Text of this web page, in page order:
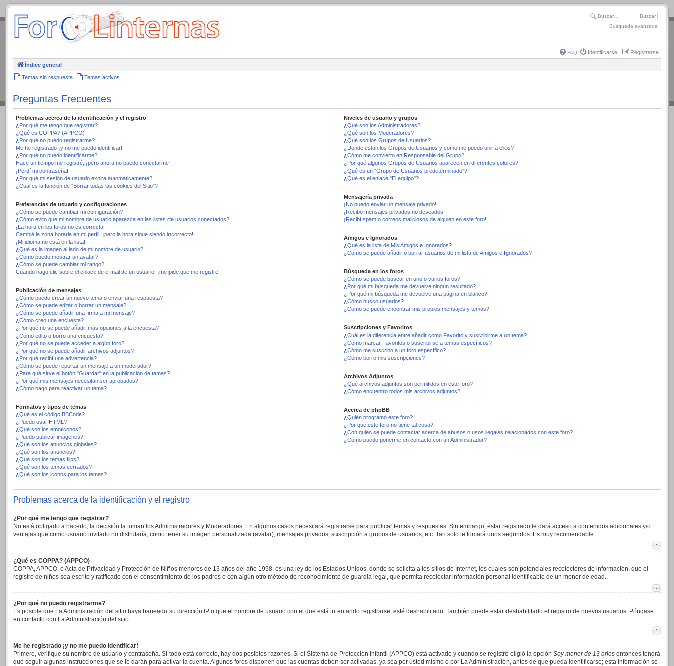
.
Búsqueda avanzada
FAQ Identificarse Registrarse
Índice general
Temas sin respuesta Temas activos
Preguntas Frecuentes
Problemas acerca de la identificación y el registro
¿Por qué me tengo que registrar?
¿Qué es COPPA? (APPCO)
¿Por qué no puedo registrarme?
Me he registrado ¡y no me puedo identificar!
¿Por qué no puedo identificarme?
Hace un tiempo me registré, ¡pero ahora no puedo conectarme!
¡Perdí mi contraseña!
¿Por qué mi sesión de usuario expira automáticamente?
¿Cuál es la función de "Borrar todas las cookies del Sitio"?
Preferencias de usuario y configuraciones
¿Cómo se puede cambiar mi configuración?
¿Cómo evito que mi nombre de usuario aparezca en las listas de usuarios conectados?
¡La hora en los foros no es correcta!
Cambié la zona horaria en mi perfil, ¡pero la hora sigue siendo incorrecto!
¡Mi idioma no está en la lista!
¿Qué es la imagen al lado de mi nombre de usuario?
¿Cómo puedo mostrar un avatar?
¿Cómo se puede cambiar mi rango?
Cuando hago clic sobre el enlace de e-mail de un usuario, ¡me pide que me registre!
Publicación de mensajes
¿Cómo puedo crear un nuevo tema o enviar una respuesta?
¿Cómo se puede editar o borrar un mensaje?
¿Cómo se puede añadir una firma a mi mensaje?
¿Cómo creo una encuesta?
¿Por qué no se puede añadir más opciones a la encuesta?
¿Cómo edito o borro una encuesta?
¿Por qué no se puede acceder a algún foro?
¿Por qué no se puede añadir archivos adjuntos?
¿Por qué recibí una advertencia?
¿Cómo se puede reportar un mensaje a un moderador?
¿Para qué sirve el botón "Guardar" en la publicación de temas?
¿Por qué mis mensajes necesitan ser aprobados?
¿Cómo hago para reactivar un tema?
Formatos y tipos de temas
¿Qué es el código BBCode?
¿Puedo usar HTML?
¿Qué son los emoticonos?
¿Puedo publicar imagenes?
¿Qué son los anuncios globales?
¿Qué son los anuncios?
¿Qué son los temas fijos?
¿Qué son los temas cerrados?
¿Qué son los iconos para los temas?
Niveles de usuario y grupos
¿Qué son los Administradores?
¿Qué son los Moderadores?
¿Qué son los Grupos de Usuarios?
¿Donde están los Grupos de Usuarios y como me puedo unir a ellos?
¿Cómo me convierto en Responsable del Grupo?
¿Por qué algunos Grupos de Usuarios aparecen en diferentes colores?
¿Qué es un "Grupo de Usuarios predeterminado"?
¿Qué es el enlace "El equipo"?
Mensajería privada
¡No puedo enviar un mensaje privado!
¡Recibo mensajes privados no deseados!
¡Recibí spam o correos maliciosos de alguien en este foro!
Amigos e Ignorados
¿Qué es la lista de Mis Amigos e Ignorados?
¿Cómo se puede añadir o borrar usuarios de mi lista de Amigos e Ignorados?
Búsqueda en los foros
¿Cómo se puede buscar en uno o varios foros?
¿Por qué mi búsqueda me devuelve ningún resultado?
¿Por qué mi búsqueda me devuelve una página en blanco?
¿Cómo busco usuarios?
¿Como se puede encontrar mis propios mensajes y temas?
Suscripciones y Favoritos
¿Cuál es la diferencia entre añadir como Favorito y suscribirme a un tema?
¿Cómo marcar Favoritos o suscribirse a temas específicos?
¿Cómo me suscribo a un foro específico?
¿Cómo borro mis suscripciones?
Archivos Adjuntos
¿Qué archivos adjuntos son permitidos en este foro?
¿Cómo encuentro todos mis archivos adjuntos?
Acerca de phpBB
¿Quién programó este foro?
¿Por qué este foro no tiene tal cosa?
¿Con quién se puede contactar acerca de abusos o usos ilegales relacionados con este foro?
¿Cómo puedo ponerme en contacto con un Administrador?
Problemas acerca de la identificación y el registro
¿Por qué me tengo que registrar?
No está obligado a hacerlo, la decisión la toman los Administradores y Moderadores. En algunos casos necesitará registrarse para publicar temas y respuestas. Sin embargo, estar registrado le dará acceso a contenidos adicionales y/o
ventajas que como usuario invitado no disfrutaría, como tener su imagen personalizada (avatar), mensajes privados, suscripción a grupos de usuarios, etc. Tan solo le tomará unos segundos. Es muy recomendable.
¿Qué es COPPA? (APPCO)
COPPA, APPCO, o Acta de Privacidad y Protección de Niños menores de 13 años del año 1998, es una ley de los Estados Unidos, donde se solicita a los sitios de Internet, los cuales son potenciales recolectores de información, que el
registro de niños sea escrito y ratificado con el consentimiento de los padres o con algún otro método de reconocimiento de guardia legal, que permita recolectar información personal identificable de un menor de edad.
¿Por qué no puedo registrarme?
Es posible que La Administración del sitio haya baneado su dirección IP o que el nombre de usuario con el que está intentando registrarse, esté deshabilitado. También puede estar deshabilitado el registro de nuevos usuarios. Póngase
en contacto con La Administración del sitio.
Me he registrado ¡y no me puedo identificar!
Primero, verifique su nombre de usuario y contraseña. Si todo está correcto, hay dos posibles razones. Si el Sistema de Protección Infantil (APPCO) está activado y cuando se registró eligió la opción Soy menor de 13 años entonces tendrá
que seguir algunas instrucciones que se le darán para activar la cuenta. Algunos foros disponen que las cuentas deben ser activadas, ya sea por usted mismo o por La Administración, antes de que pueda identificarse; esta información se